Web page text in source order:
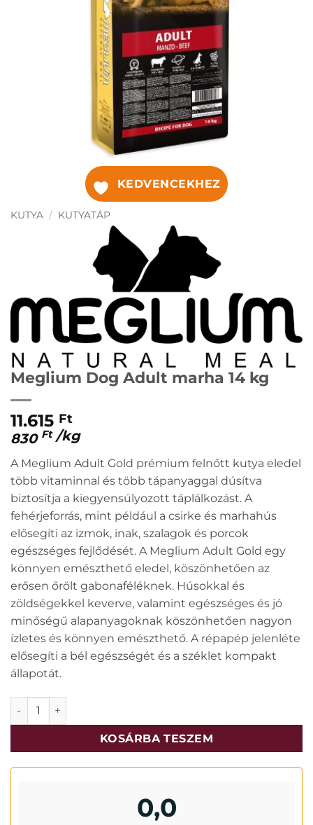
KEDVENCEKHEZ
KUTYA / KUTYATÁP
Meglium Dog Adult marha 14 kg
11.615 Ft
830 Ft /kg
A Meglium Adult Gold prémium felnőtt kutya eledel
több vitaminnal és több tápanyaggal dúsítva
biztosítja a kiegyensúlyozott táplálkozást. A
fehérjeforrás, mint például a csirke és marhahús
elősegíti az izmok, inak, szalagok és porcok
egészséges fejlődését. A Meglium Adult Gold egy
könnyen emészthető eledel, köszönhetően az
erősen őrölt gabonaféléknek. Húsokkal és
zöldségekkel keverve, valamint egészséges és jó
minőségű alapanyagoknak köszönhetően nagyon
ízletes és könnyen emészthető. A répapép jelenléte
elősegíti a bél egészségét és a széklet kompakt
állapotát.
Meglium Dog Adult marha 14 kg mennyiség
KOSÁRBA TESZEM
0,0